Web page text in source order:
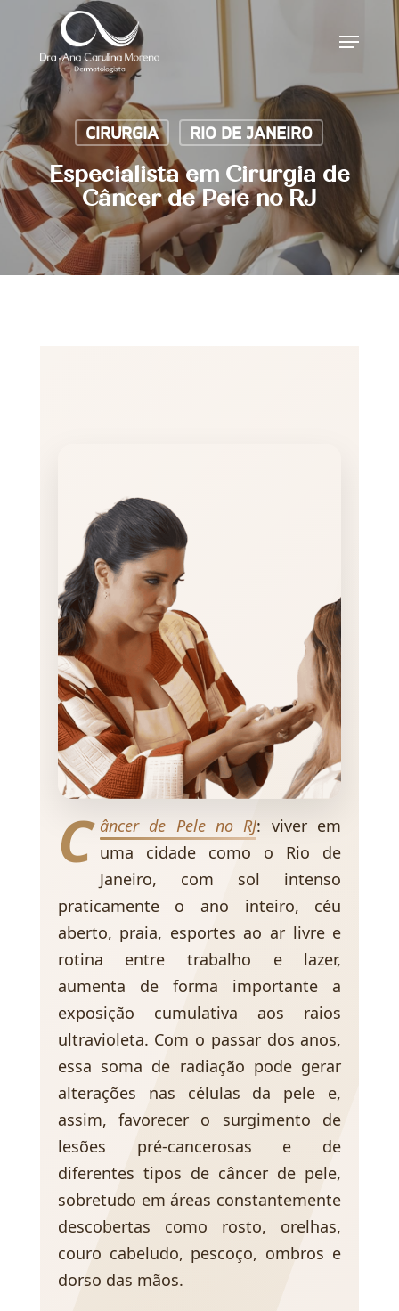
content
Menu
CIRURGIA RIO DE JANEIRO
Especialista em Cirurgia de
Câncer de Pele no RJ
C âncer de Pele no RJ: viver em
uma cidade como o Rio de
Janeiro, com sol intenso
praticamente o ano inteiro, céu
aberto, praia, esportes ao ar livre e
rotina entre trabalho e lazer,
aumenta de forma importante a
exposição cumulativa aos raios
ultravioleta. Com o passar dos anos,
essa soma de radiação pode gerar
alterações nas células da pele e,
assim, favorecer o surgimento de
lesões pré-cancerosas e de
diferentes tipos de câncer de pele,
sobretudo em áreas constantemente
descobertas como rosto, orelhas,
couro cabeludo, pescoço, ombros e
dorso das mãos.